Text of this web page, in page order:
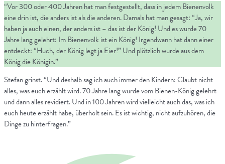
“Vor 300 oder 400 Jahren hat man festgestellt, dass in jedem Bienenvolk
eine drin ist, die anders ist als die anderen. Damals hat man gesagt: “Ja, wir
haben ja auch einen, der anders ist – das ist der König! Und es wurde 70
Jahre lang gelehrt: Im Bienenvolk ist ein König! Irgendwann hat dann einer
entdeckt: “Huch, der König legt ja Eier!” Und plötzlich wurde aus dem
König die Königin.”
Stefan grinst. “Und deshalb sag ich auch immer den Kindern: Glaubt nicht
alles, was euch erzählt wird. 70 Jahre lang wurde vom Bienen-König gelehrt
und dann alles revidiert. Und in 100 Jahren wird vielleicht auch das, was ich
euch heute erzählt habe, überholt sein. Es ist wichtig, nicht aufzuhören, die
Dinge zu hinterfragen.”